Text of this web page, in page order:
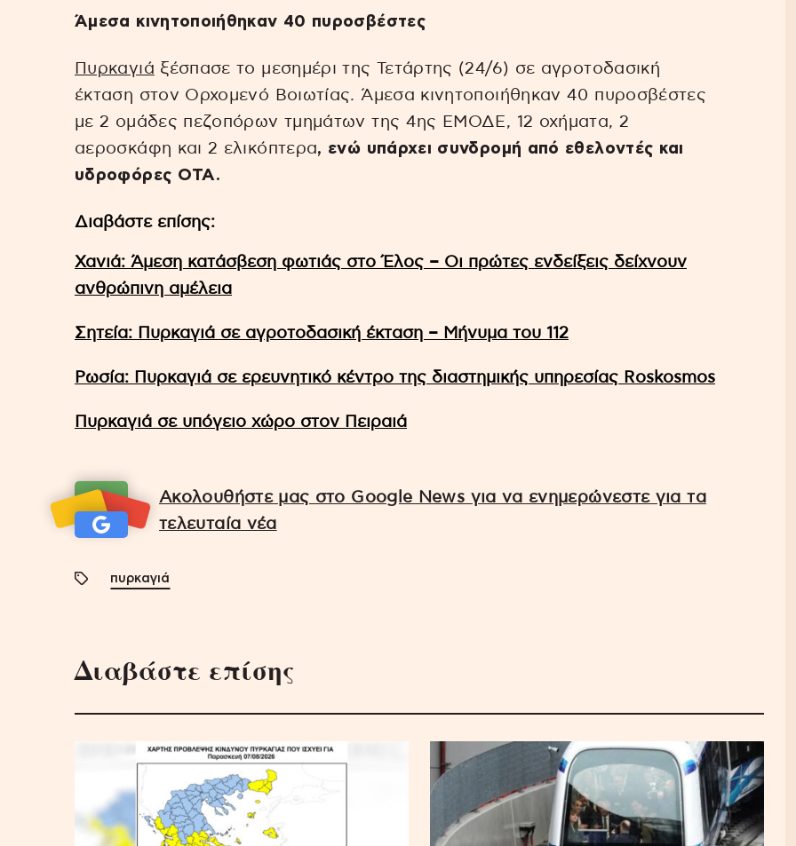
Άμεσα κινητοποιήθηκαν 40 πυροσβέστες
Πυρκαγιά ξέσπασε το μεσημέρι της Τετάρτης (24/6) σε αγροτοδασική
έκταση στον Ορχομενό Βοιωτίας. Άμεσα κινητοποιήθηκαν 40 πυροσβέστες
με 2 ομάδες πεζοπόρων τμημάτων της 4ης ΕΜΟΔΕ, 12 οχήματα, 2
αεροσκάφη και 2 ελικόπτερα, ενώ υπάρχει συνδρομή από εθελοντές και
υδροφόρες ΟΤΑ.
Διαβάστε επίσης:
Χανιά: Άμεση κατάσβεση φωτιάς στο Έλος – Οι πρώτες ενδείξεις δείχνουν
ανθρώπινη αμέλεια
Σητεία: Πυρκαγιά σε αγροτοδασική έκταση – Μήνυμα του 112
Ρωσία: Πυρκαγιά σε ερευνητικό κέντρο της διαστημικής υπηρεσίας Roskosmos
Πυρκαγιά σε υπόγειο χώρο στον Πειραιά
Ακολουθήστε μας στο Google News για να ενημερώνεστε για τα
τελευταία νέα
πυρκαγιά
Διαβάστε επίσης